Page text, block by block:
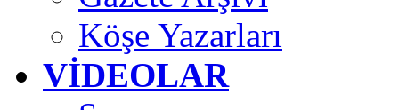
Köşe Yazarları
VİDEOLAR